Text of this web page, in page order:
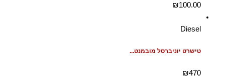
₪100.00
Diesel
טישרט יוניברסל מובמנט...
₪470